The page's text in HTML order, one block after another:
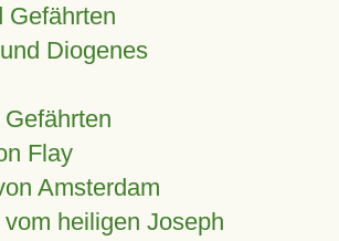
Gefährten
Diogenes
Flay
Amsterdam
heiligen Joseph